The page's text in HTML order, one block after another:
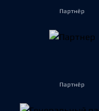
Партнёр
Партнёр